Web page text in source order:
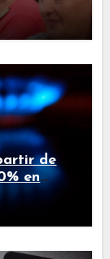
de
en